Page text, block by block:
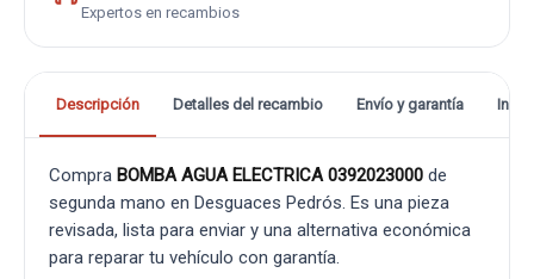
Expertos en recambios
Descripción Detalles del recambio Envío y garantía
Compra BOMBA AGUA ELECTRICA 0392023000 de
segunda mano en Desguaces Pedrós. Es una pieza
revisada, lista para enviar y una alternativa económica
para reparar tu vehículo con garantía.